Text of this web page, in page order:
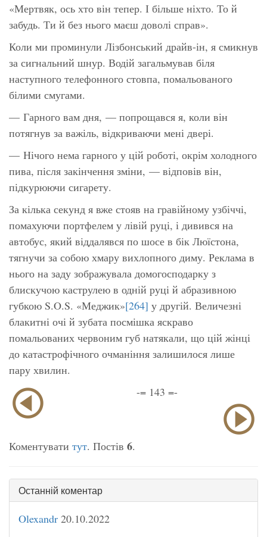
«Мертвяк, ось хто він тепер. І більше ніхто. То й
забудь. Ти й без нього маєш доволі справ».
Коли ми проминули Лізбонський драйв-ін, я смикнув
за сигнальний шнур. Водій загальмував біля
наступного телефонного стовпа, помальованого
білими смугами.
— Гарного вам дня, — попрощався я, коли він
потягнув за важіль, відкриваючи мені двері.
— Нічого нема гарного у цій роботі, окрім холодного
пива, після закінчення зміни, — відповів він,
підкурюючи сигарету.
За кілька секунд я вже стояв на гравійному узбіччі,
помахуючи портфелем у лівій руці, і дивився на
автобус, який віддалявся по шосе в бік Люїстона,
тягнучи за собою хмару вихлопного диму. Реклама в
нього на заду зображувала домогосподарку з
блискучою каструлею в одній руці й абразивною
губкою S.O.S. «Меджик»[264] у другій. Величезні
блакитні очі й зубата посмішка яскраво
помальованих червоним губ натякали, що цій жінці
до катастрофічного очманіння залишилося лише
пару хвилин.
-= 143 =-
Коментувати тут. Постів 6.
Останній коментар
Olexandr 20.10.2022